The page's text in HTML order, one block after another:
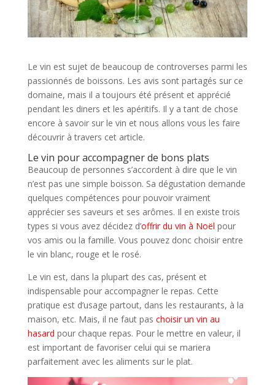
Le vin est sujet de beaucoup de controverses parmi les
passionnés de boissons. Les avis sont partagés sur ce
domaine, mais il a toujours été présent et apprécié
pendant les diners et les apéritifs. Il y a tant de chose
encore à savoir sur le vin et nous allons vous les faire
découvrir à travers cet article.
Le vin pour accompagner de bons plats
Beaucoup de personnes s’accordent à dire que le vin
n’est pas une simple boisson. Sa dégustation demande
quelques compétences pour pouvoir vraiment
apprécier ses saveurs et ses arômes. Il en existe trois
types si vous avez décidez d’offrir du vin à Noël pour
vos amis ou la famille. Vous pouvez donc choisir entre
le vin blanc, rouge et le rosé.
Le vin est, dans la plupart des cas, présent et
indispensable pour accompagner le repas. Cette
pratique est d’usage partout, dans les restaurants, à la
maison, etc. Mais, il ne faut pas choisir un vin au
hasard pour chaque repas. Pour le mettre en valeur, il
est important de favoriser celui qui se mariera
parfaitement avec les aliments sur le plat.